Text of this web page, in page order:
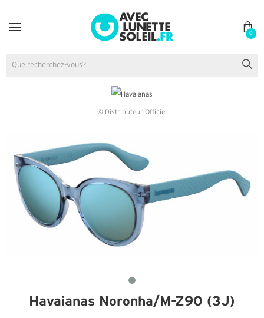
0
© Distributeur Officiel
Havaianas Noronha/M-Z90 (3J)